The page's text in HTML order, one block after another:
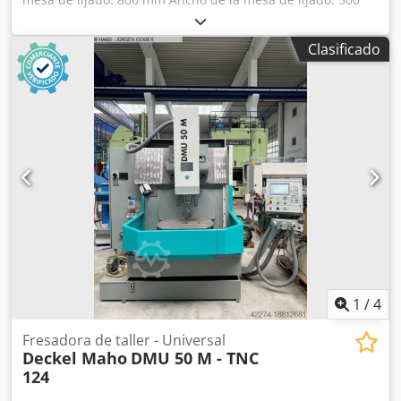
mm Altura de la pieza de trabajo: 400 mm Dimensiones de
la mesa: 800 x 400 mm Velocidad de la mesa: 1 - 25 m/min
Avance transversal automático: 0 - 60 mm/carrera
Dimensiones de los discos de lijado: 400 x 100 x 127 mm
Velocidad de rotación del husillo de lijado: 1400/2800 rpm
Consumo total de energía: 10 kW Dwodpjwgnz Asfx Alhea
Tensión: 380 V Peso de la máquina: aprox. 6 t La máquina
está equipada con sistema de refrigeración, avance
vertical automático, dispositivo de ajuste y soportes para
piedras. ¡El sistema de control es poco fiable debido a su
antigüedad!
Clasificado
1 /4
Fresadora de taller - Universal
Deckel Maho DMU 50 M - TNC
124